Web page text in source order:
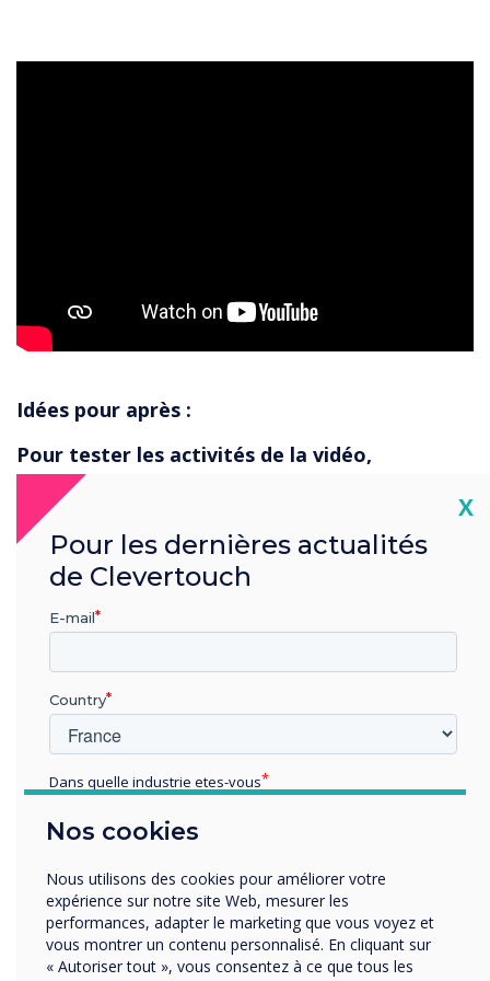
Idées pour après :
Pour tester les activités de la vidéo,
remplissez ce petit formulaire
générer des phrases courtes qui aident à
relier les mots entre eux dans l'esprit de
votre enfant. Par exemple, la bonne a payé
son grain dans le train.
mots de voyelle - mélangez-les avec
d'autres!
Nos cookies
Nous utilisons des cookies pour améliorer votre
expérience sur notre site Web, mesurer les
performances, adapter le marketing que vous voyez et
vous montrer un contenu personnalisé. En cliquant sur
« Autoriser tout », vous consentez à ce que tous les
X
Pour les dernières actualités
de Clevertouch
E-mail
Country
Dans quelle industrie etes-vous
Enterprise
Organisation Name